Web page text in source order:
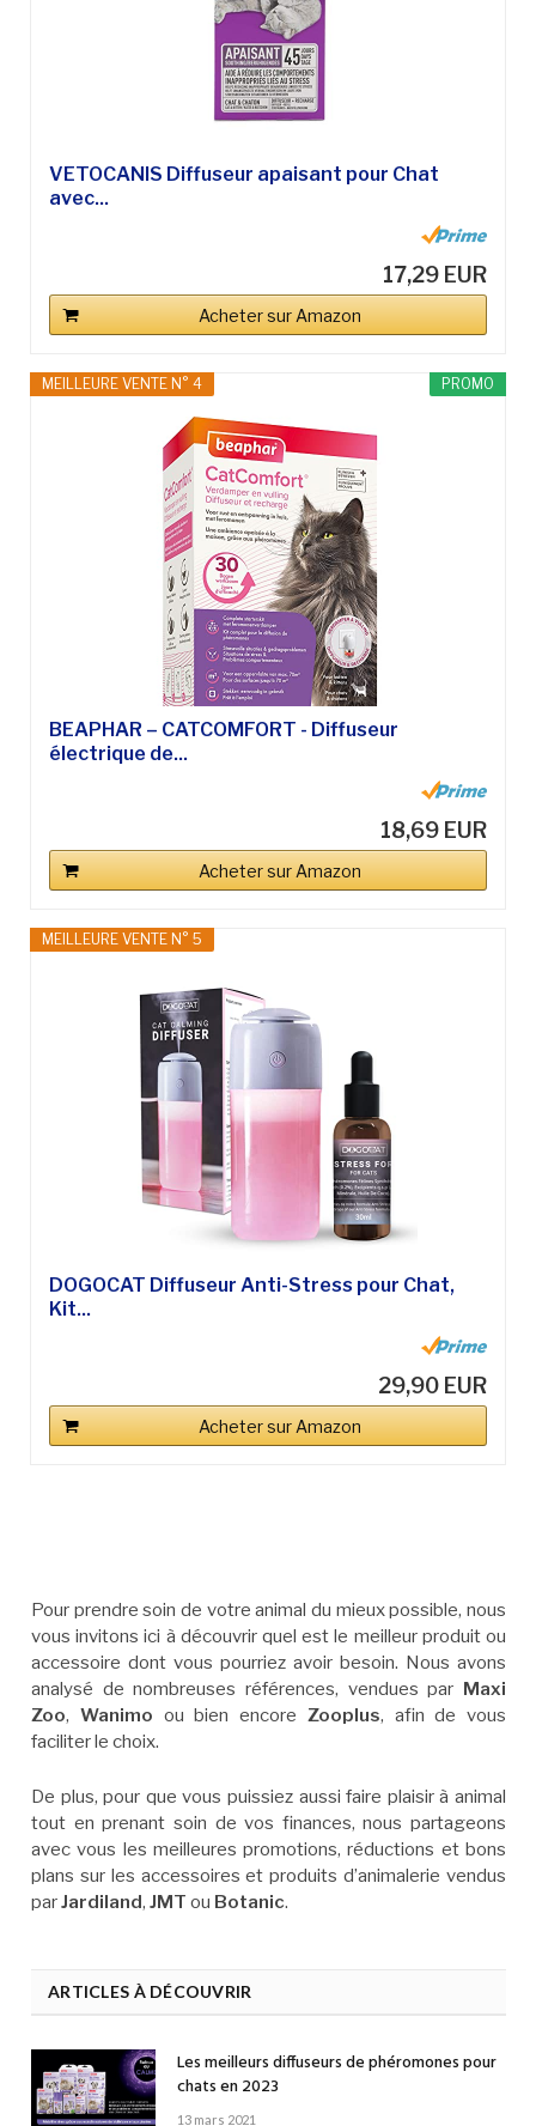
VETOCANIS Diffuseur apaisant pour Chat
avec...
17,29 EUR
Acheter sur Amazon
PROMO
MEILLEURE VENTE N° 4
BEAPHAR – CATCOMFORT - Diffuseur
électrique de...
18,69 EUR
Acheter sur Amazon
MEILLEURE VENTE N° 5
DOGOCAT Diffuseur Anti-Stress pour Chat,
Kit...
29,90 EUR
Acheter sur Amazon
Pour prendre soin de votre animal du mieux possible, nous
vous invitons ici à découvrir quel est le meilleur produit ou
accessoire dont vous pourriez avoir besoin. Nous avons
analysé de nombreuses références, vendues par
Maxi
Zoo, Wanimo ou bien encore Zooplus, afin de vous
faciliter le choix.
De plus, pour que vous puissiez aussi faire plaisir à animal
tout en prenant soin de vos finances, nous partageons
avec vous les meilleures promotions, réductions et bons
plans sur les accessoires et produits d’animalerie vendus
parJardiland, JMT ou Botanic.
ARTICLES À DÉCOUVRIR
Les meilleurs diffuseurs de phéromones pour
chats en 2023
13 mars 2021